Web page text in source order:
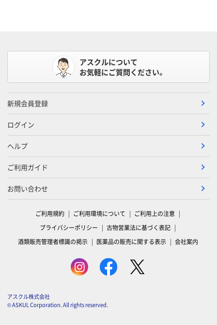
アスクルについて
お気軽にご質問ください。
新規会員登録
ログイン
ヘルプ
ご利用ガイド
お問い合わせ
ご利用規約 ご利用環境について
ご利用上の注意
プライバシーポリシー
古物営業法に基づく表記
酒類販売管理者標識の掲示
医薬品の販売に関する表示 会社案内
アスクル株式会社
© ASKUL Corporation. All rights reserved.